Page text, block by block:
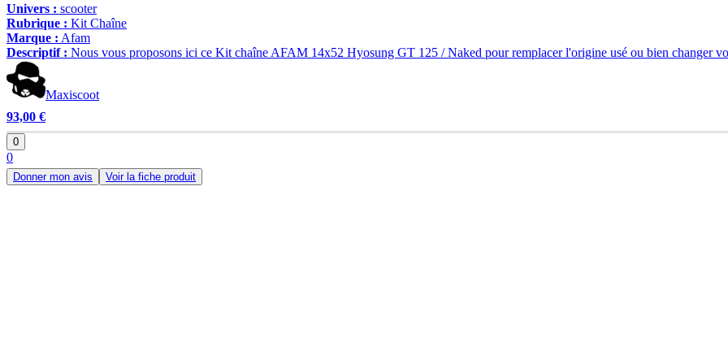
Univers : scooter
Rubrique : Kit Chaîne
Marque : Afam
Descriptif : Nous vous proposons ici ce Kit chaîne AFAM 14x52 Hyosung GT 125 / Naked pour remplacer l'origine usé ou bien changer
Maxiscoot
93,00 €
0
0
Donner mon avis Voir la fiche produit